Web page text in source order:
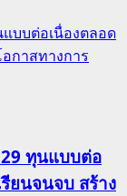
บบต่อเนื่องตลอด
กาสทางการ
ทุนแบบต่อ
ยนจนจบ สร้าง